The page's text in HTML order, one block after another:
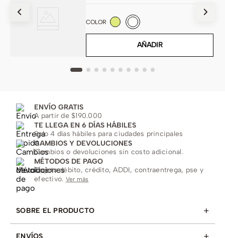
COLOR
AÑADIR
ENVÍO GRATIS
A partir de $190.000
TE LLEGA EN 6 DÍAS HÁBILES
Solo 4 días hábiles para ciudades principales
CAMBIOS Y DEVOLUCIONES
Cambios o devoluciones sin costo adicional.
MÉTODOS DE PAGO
Tarjeta débito, crédito, ADDI, contraentrega, pse y
efectivo. Ver más
SOBRE EL PRODUCTO +
ENVÍOS